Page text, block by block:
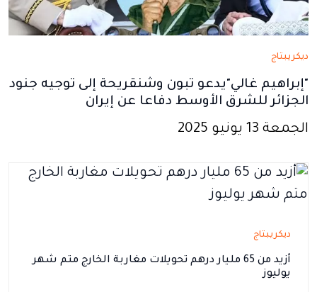
ديكريبتاج
"إبراهيم غالي"يدعو تبون وشنقريحة إلى توجيه جنود
الجزائر للشرق الأوسط دفاعا عن إيران
الجمعة 13 يونيو 2025
ديكريبتاج
أزيد من 65 مليار درهم تحويلات مغاربة الخارج متم شهر
يوليوز